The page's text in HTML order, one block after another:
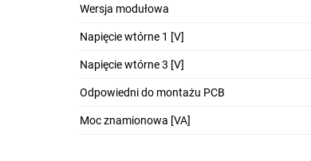
Wersja modułowa
Napięcie wtórne 1 [V]
Napięcie wtórne 3 [V]
Odpowiedni do montażu PCB
Moc znamionowa [VA]